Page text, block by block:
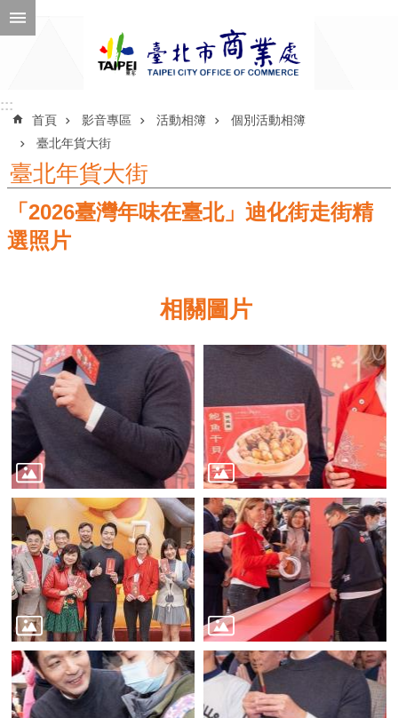
跳到主要內容區塊
公
告
訊
息
紹
業
務
資
訊
線
上
服
務
公
司
及
商
業
::::::
首頁 影音專區 活動相簿
個別活動相簿
臺北年貨大街
臺北年貨大街
「2026臺灣年味在臺北」迪化街走街精
選照片
相關圖片